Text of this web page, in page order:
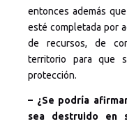
entonces además
esté completada por
de recursos, de
territorio para que
protección.
– ¿Se podría
sea destruido en